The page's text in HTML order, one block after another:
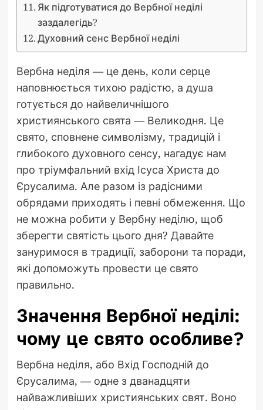
Як підготуватися до Вербної неділі
заздалегідь?
Духовний сенс Вербної неділі
Вербна неділя — це день, коли серце
наповнюється тихою радістю, а душа
готується до найвеличнішого
християнського свята — Великодня. Це
свято, сповнене символізму, традицій і
глибокого духовного сенсу, нагадує нам
про тріумфальний вхід Ісуса Христа до
Єрусалима. Але разом із радісними
обрядами приходять і певні обмеження. Що
не можна робити у Вербну неділю, щоб
зберегти святість цього дня? Давайте
зануримося в традиції, заборони та поради,
які допоможуть провести це свято
правильно.
Значення Вербної неділі:
чому це свято особливе?
Вербна неділя, або Вхід Господній до
Єрусалима, — одне з дванадцяти
найважливіших християнських свят. Воно